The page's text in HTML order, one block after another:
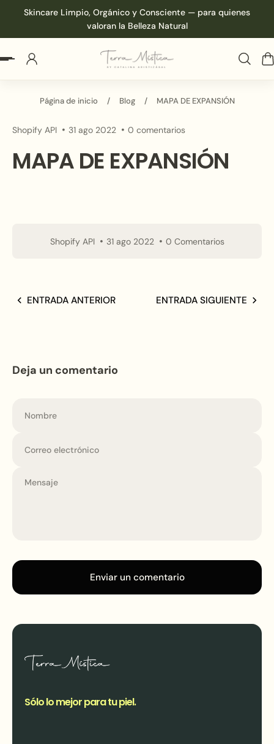
contenido
Skincare Limpio, Orgánico y Consciente — para quienes
valoran la Belleza Natural
Página de inicio / Blog / MAPA DE EXPANSIÓN
Shopify API 31 ago 2022 0 comentarios
MAPA DE EXPANSIÓN
Shopify API 31 ago 2022 0 Comentarios
ENTRADA ANTERIOR ENTRADA SIGUIENTE
Deja un comentario
Enviar un comentario
Sólo lo mejor para tu piel.